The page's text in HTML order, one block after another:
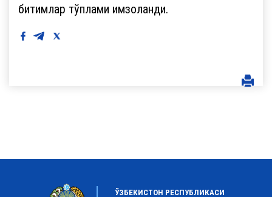
битимлар тўплами имзоланди.
ЎЗБЕКИСТОН РЕСПУБЛИКАСИ